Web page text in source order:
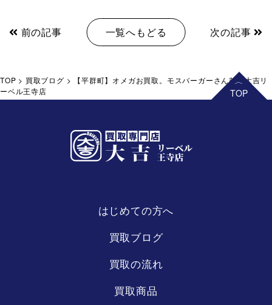
前の記事 一覧へもどる 次の記事
TOP > 買取ブログ >
【平群町】オメガお買取。モスバーガーさん前の大吉リ
ーベル王寺店
リーベル
王寺店
はじめての方へ
買取ブログ
買取の流れ
買取商品